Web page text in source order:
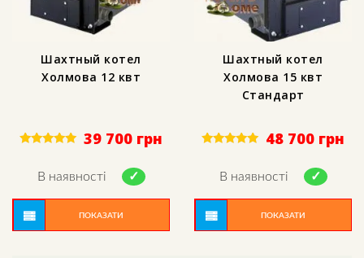
Шахтный котел
Холмова 12 квт
out of 5
39 700 грн
В наявності
ПОКАЗАТИ
Шахтный котел
Холмова 15 квт
Стандарт
out of 5
48 700 грн
В наявності
ПОКАЗАТИ